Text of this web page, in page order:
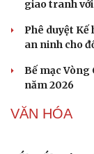
Văn hóa
Sân khấu - Điện
Văn học
Di sản
QUÂN SỰ -